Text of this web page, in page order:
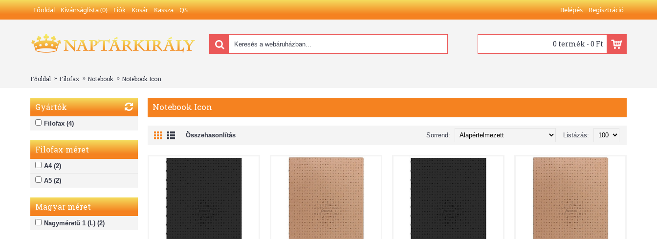
Főoldal Kívánságlista (0) Fiók Kosár Kassza QS Belépés Regisztráció
0 termék - 0 Ft
Főoldal Filofax Notebook Notebook Icon
Gyártók
Filofax (4)
Filofax méret
A4 (2)
A5 (2)
Magyar méret
Nagyméretű 1 (L) (2)
Notebook Icon
Összehasonlítás Listázás:
Sorrend: